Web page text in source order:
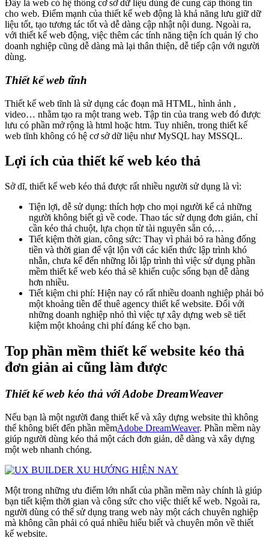
Đây là web có hệ thống cơ sở dữ liệu dùng để cung cấp thông tin
cho web. Điểm mạnh của thiết kế web động là khả năng lưu giữ dữ
liệu tốt, tạo tương tác tốt và dễ dàng cập nhật nội dung. Ngoài ra,
với thiết kế web động, việc thêm các tính năng tiện ích quản lý cho
doanh nghiệp cũng dễ dàng mà lại thân thiện, dễ tiếp cận với người
dùng.
Thiết kế web tĩnh
Thiết kế web tĩnh là sử dụng các đoạn mã HTML, hình ảnh ,
video… nhằm tạo ra một trang web. Tập tin của trang web đó được
lưu có phần mở rộng là html hoặc htm. Tuy nhiên, trong thiết kế
web tĩnh không có hệ cơ sở dữ liệu như MySQL hay MSSQL.
Lợi ích của thiết kế web kéo thả
Sở dĩ, thiết kế web kéo thả được rất nhiều người sử dụng là vì:
Tiện lợi, dễ sử dụng: thích hợp cho mọi người kể cả những
người không biết gì về code. Thao tác sử dụng đơn giản, chỉ
cần kéo thả chuột, lựa chọn từ tài nguyên sẵn có,…
Tiết kiệm thời gian, công sức: Thay vì phải bỏ ra hàng đống
tiền và thời gian để vật lộn với các kiến thức lập trình khó
nhằn, chưa kể đến những lỗi lập trình thì việc sử dụng phần
mềm thiết kế web kéo thả sẽ khiến cuộc sống bạn dễ dàng
hơn nhiều.
Tiết kiệm chi phí: Hiện nay có rất nhiều doanh nghiệp phải bỏ
một khoảng tiền để thuê agency thiết kế website. Đối với
những doanh nghiệp nhỏ thì việc tự xây dựng web sẽ tiết
kiệm một khoảng chi phí đáng kể cho bạn.
Top phần mềm thiết kế website kéo thả
đơn giản ai cũng làm được
Thiết kế web kéo thả với Adobe DreamWeaver
Nếu bạn là một người đang thiết kế và xây dựng website thì không
thể không biết đến phần mềmAdobe DreamWeaver. Phần mềm này
giúp người dùng kéo thả một cách đơn giản, dễ dàng và xây dựng
một web nhanh chóng.
Một trong những ưu điểm lớn nhất của phần mềm này chính là giúp
bạn tiết kiệm thời gian và công sức cho việc thiết kế web. Ngoài ra,
người dùng có thể sử dụng trang web này một cách chuyên nghiệp
mà không cần phải có quá nhiều hiểu biết và chuyên môn về thiết
kế website.